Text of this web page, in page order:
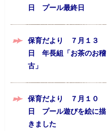
日 プール最終日
保育だより ７月１３
日 年長組「お茶のお稽
古」
保育だより ７月１０
日 プール遊びを絵に描
きました